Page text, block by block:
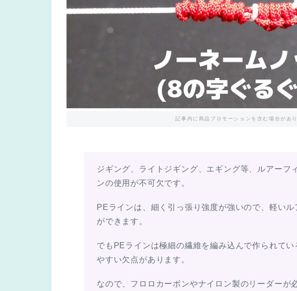
記事内に商品プロモーションを含む場合があ
ジギング、ライトジギング、エギング等、ルアーフ
ンの使用が不可欠です。
PEラインは、細く引っ張り強度が強いので、軽いル
ができます。
でもPEラインは極細の繊維を編み込んで作られて
やすい欠点があります。
なので、フロロカーボンやナイロン製のリーダーが